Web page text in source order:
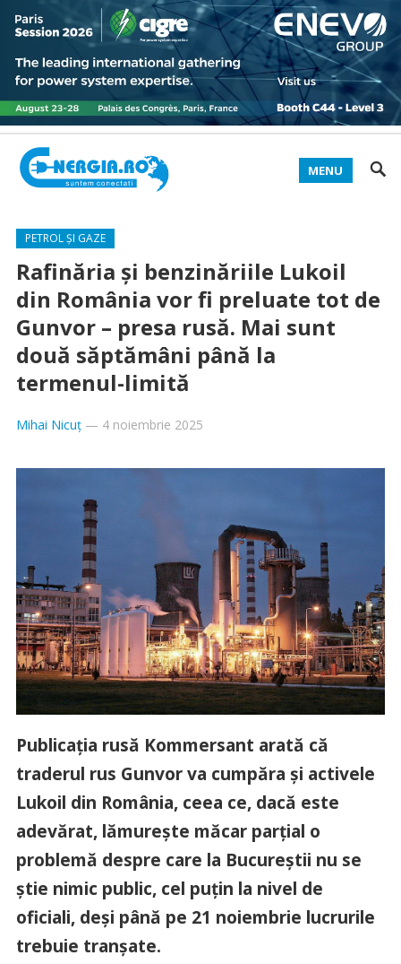
MENU
PETROL ȘI GAZE
Rafinăria și benzinăriile Lukoil
din România vor fi preluate tot de
Gunvor – presa rusă. Mai sunt
două săptămâni până la
termenul-limită
Mihai Nicuț— 4 noiembrie 2025
Publicația rusă Kommersant arată că
traderul rus Gunvor va cumpăra și activele
Lukoil din România, ceea ce, dacă este
adevărat, lămurește măcar parțial o
problemă despre care la Bucureștii nu se
știe nimic public, cel puțin la nivel de
oficiali, deși până pe 21 noiembrie lucrurile
trebuie tranșate.